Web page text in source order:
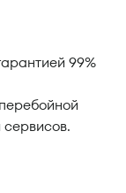
99%